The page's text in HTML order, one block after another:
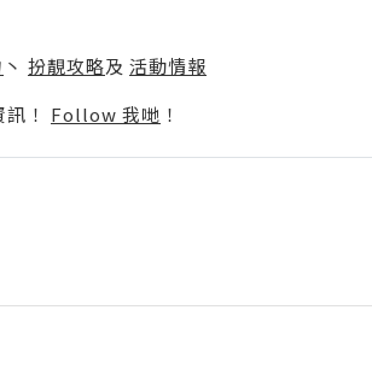
丶 扮靚攻略及 活動情報
！ Follow 我哋 ！